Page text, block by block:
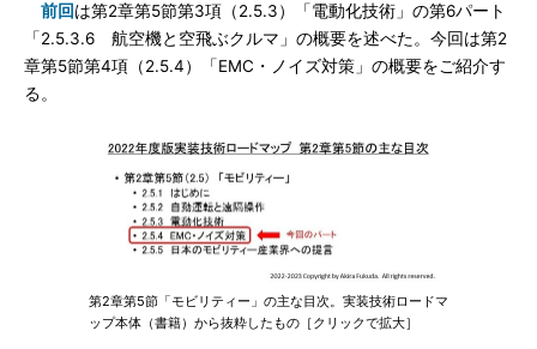
前回は第2章第5節第3項（2.5.3）「電動化技術」の第6パート
「2.5.3.6 航空機と空飛ぶクルマ」の概要を述べた。今回は第2
章第5節第4項（2.5.4）「EMC・ノイズ対策」の概要をご紹介す
る。
第2章第5節「モビリティー」の主な目次。実装技術ロードマ
ップ本体（書籍）から抜粋したもの［クリックで拡大］